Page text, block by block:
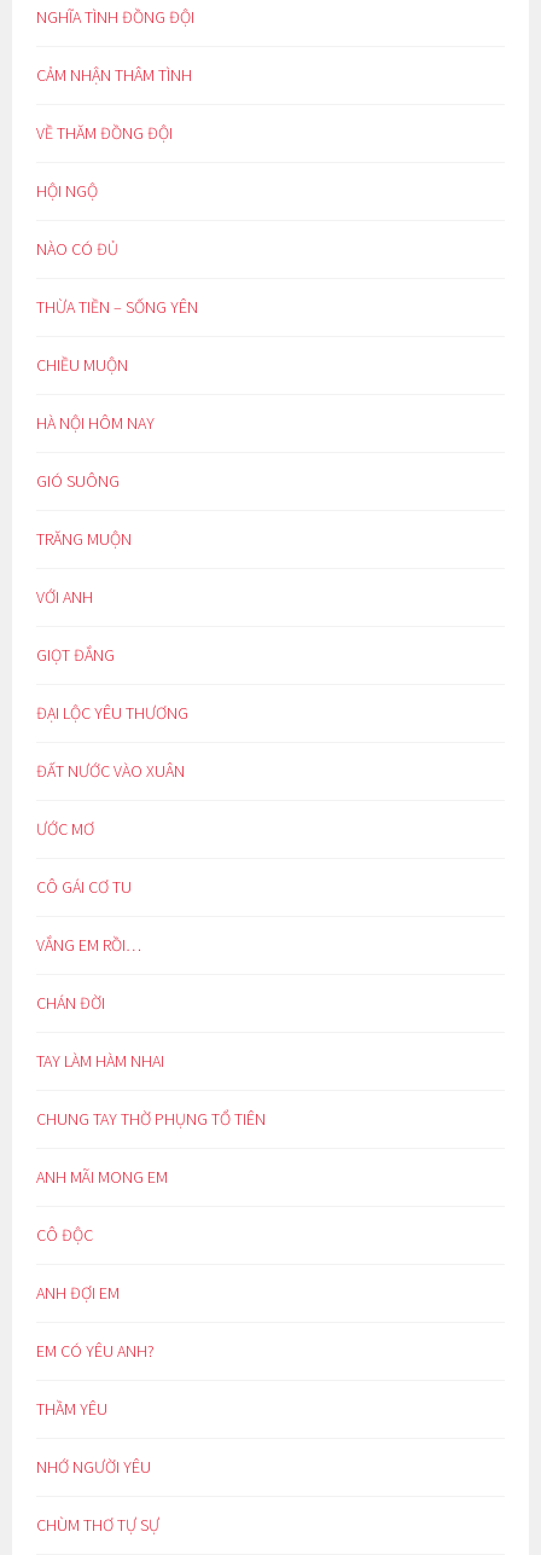
NGHĨA TÌNH ĐỒNG ĐỘI
CẢM NHẬN THÂM TÌNH
VỀ THĂM ĐỒNG ĐỘI
HỘI NGỘ
NÀO CÓ ĐỦ
THỪA TIỀN – SỐNG YÊN
CHIỀU MUỘN
HÀ NỘI HÔM NAY
GIÓ SUÔNG
TRĂNG MUỘN
VỚI ANH
GIỌT ĐẮNG
ĐẠI LỘC YÊU THƯƠNG
ĐẤT NƯỚC VÀO XUÂN
ƯỚC MƠ
CÔ GÁI CƠ TU
VẮNG EM RỒI…
CHÁN ĐỜI
TAY LÀM HÀM NHAI
CHUNG TAY THỜ PHỤNG TỔ TIÊN
ANH MÃI MONG EM
CÔ ĐỘC
ANH ĐỢI EM
EM CÓ YÊU ANH?
THẦM YÊU
NHỚ NGƯỜI YÊU
CHÙM THƠ TỰ SỰ